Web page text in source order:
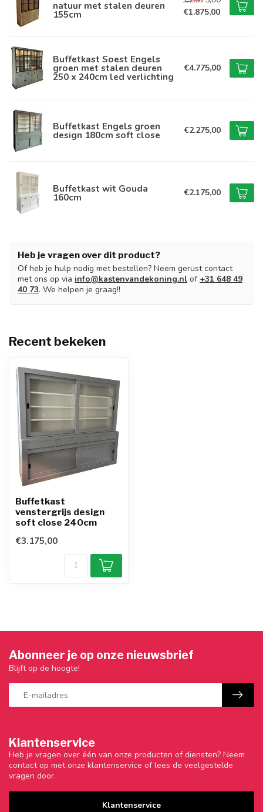
natuur met stalen deuren
155cm
€1.875,00
Buffetkast Soest Engels
groen met stalen deuren
250 x 240cm led verlichting
€4.775,00
Buffetkast Engels groen
design 180cm soft close €2.275,00
Buffetkast wit Gouda
160cm €2.175,00
Heb je vragen over dit product?
Of heb je hulp nodig met bestellen? Neem gerust contact
met ons op via info@kastenvandekoning.nl of +31 648 49
40 73. We helpen je graag!!
Recent bekeken
Buffetkast
venstergrijs design
soft close 240cm
€3.175,00
Klantenservice
Heb je vragen over één van onze producten of diensten? Neem
contact op met onze klantenservice of lees de veelgestelde
vragen door.
Klantenservice
Abonneer je op onze nieuwsbrief
Blijft op de hoogte!